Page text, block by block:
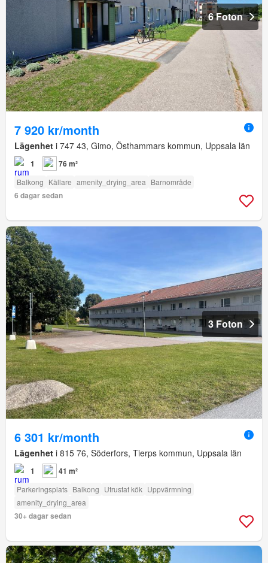
6 Foton
7 920 kr/month
Lägenhet i 747 43, Gimo, Östhammars kommun, Uppsala län
1 76 m²
Balkong Källare amenity_drying_area Barnområde
6 dagar sedan
3 Foton
6 301 kr/month
Lägenhet i 815 76, Söderfors, Tierps kommun, Uppsala län
1 41 m²
Parkeringsplats Balkong Utrustat kök Uppvärmning
amenity_drying_area
30+ dagar sedan